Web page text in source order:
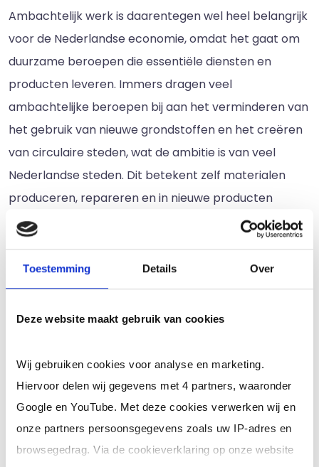
Toestemming Details Over
Deze website maakt gebruik van cookies
Wij gebruiken cookies voor analyse en marketing.
Hiervoor delen wij gegevens met 4 partners, waaronder
Google en YouTube. Met deze cookies verwerken wij en
onze partners persoonsgegevens zoals uw IP-adres en
browsegedrag. Via de cookieverklaring op onze website
Ambachtelijk werk is daarentegen wel heel belangrijk
voor de Nederlandse economie, omdat het gaat om
duurzame beroepen die essentiële diensten en
producten leveren. Immers dragen veel
ambachtelijke beroepen bij aan het verminderen van
het gebruik van nieuwe grondstoffen en het creëren
van circulaire steden, wat de ambitie is van veel
Nederlandse steden. Dit betekent zelf materialen
produceren, repareren en in nieuwe producten
verwerken.
Ambachtslieden richten zich nu juist op deze visie
door fietsen of schoenen te repareren, huizen te
Echter, zij worden in hun werk belemmerd door de
waardoor ze met moeite in de stad kunnen blijven.
Om deze trend tegen te gaan, zijn er initiatieven nodig
die ambachtelijke beroepen interessanter en
makkelijker maken om te beoefenen.